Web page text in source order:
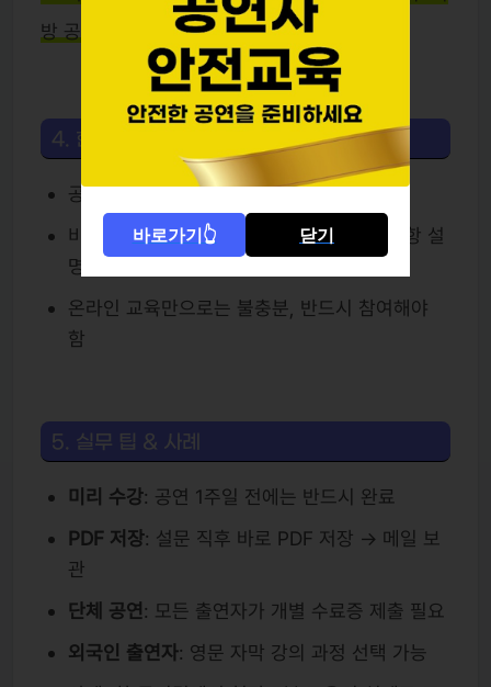
방 공연장은 1년 이내 수료증만 인정
4. 현장 5분 교육
공연 당일 공연장 안전관리자가 직접 실시
비상구·소화기 위치, 무대 장치 안전 주의사항 설
명
온라인 교육만으로는 불충분, 반드시 참여해야
함
5. 실무 팁 & 사례
미리 수강: 공연 1주일 전에는 반드시 완료
PDF 저장: 설문 직후 바로 PDF 저장 → 메일 보
관
단체 공연: 모든 출연자가 개별 수료증 제출 필요
외국인 출연자: 영문 자막 강의 과정 선택 가능
바로가기👆 닫기